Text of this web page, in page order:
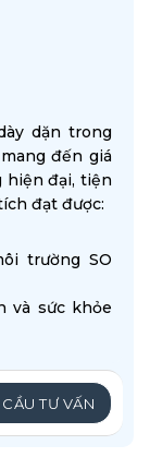
dặn trong
đến giá
hiện đại, tiện
đạt được:
trường SO
và sức khỏe
TƯ VẤN